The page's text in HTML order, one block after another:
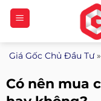
Bỏ
qua
nội
dung
Giá Gốc Chủ Đầu Tư»
Có nên mua